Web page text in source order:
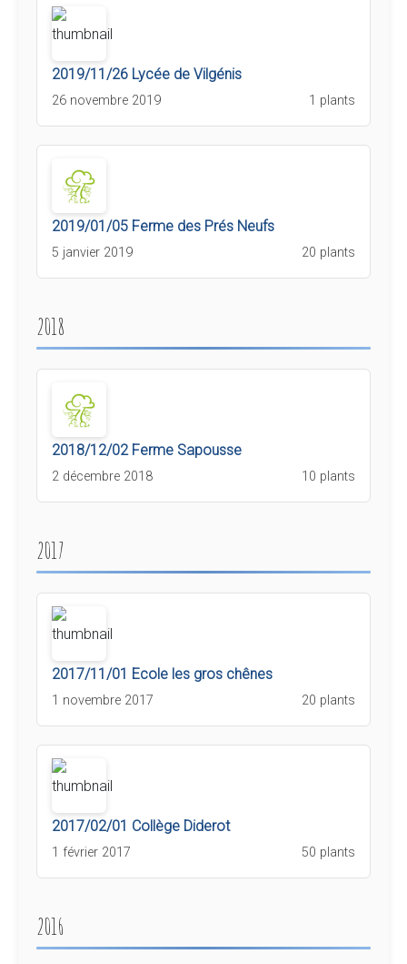
2019/11/26 Lycée de Vilgénis
26 novembre 2019 1 plants
2019/01/05 Ferme des Prés Neufs
5 janvier 2019 20 plants
2018
2018/12/02 Ferme Sapousse
2 décembre 2018 10 plants
2017
2017/11/01 Ecole les gros chênes
1 novembre 2017 20 plants
2017/02/01 Collège Diderot
1 février 2017 50 plants
2016